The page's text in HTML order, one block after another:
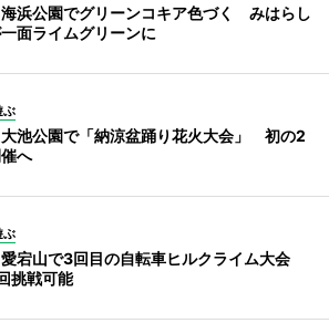
浜公園でグリーンコキア色づく みはらし
面ライムグリーンに
ぶ
池公園で「納涼盆踊り花火大会」 初の2
へ
ぶ
宕山で3回目の自転車ヒルクライム大会
挑戦可能